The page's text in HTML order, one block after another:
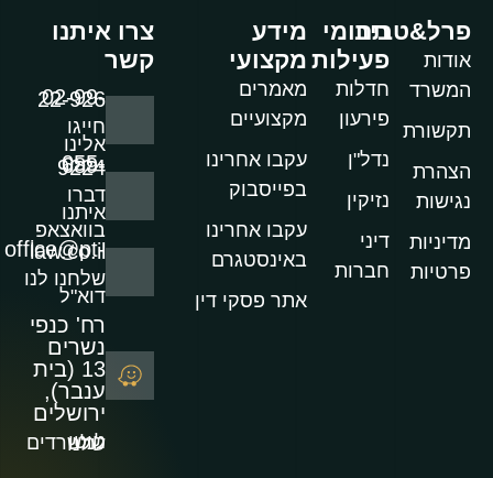
פרל&טביב
אודות
המשרד
תקשורת
הצהרת
נגישות
מדיניות
פרטיות
תחומי
פעילות
חדלות
פירעון
נדל"ן
נזיקין
דיני
חברות
מידע
מקצועי
מאמרים
מקצועיים
עקבו אחרינו
בפייסבוק
עקבו אחרינו
באינסטגרם
אתר פסקי דין
צרו איתנו
קשר
02-99-22-926
חייגו
אלינו
055-689-9224
דברו
איתנו
בוואצאפ
office@pt-law.co.il
שלחנו לנו
דוא"ל
רח' כנפי
נשרים
13 (בית
ענבר),
ירושלים
נווטו למשרדים שלנו